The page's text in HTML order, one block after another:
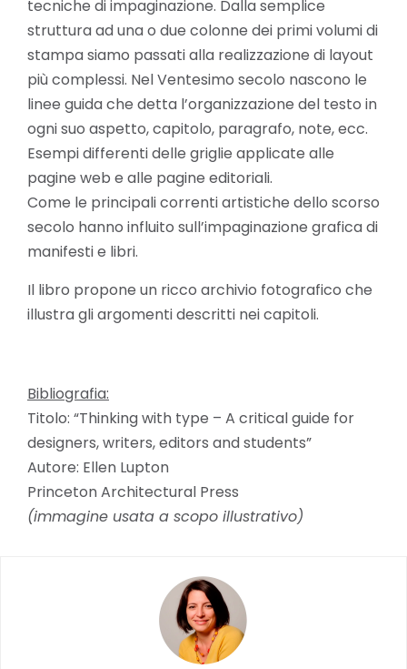
tecniche di impaginazione. Dalla semplice
struttura ad una o due colonne dei primi volumi di
stampa siamo passati alla realizzazione di layout
più complessi. Nel Ventesimo secolo nascono le
linee guida che detta l’organizzazione del testo in
ogni suo aspetto, capitolo, paragrafo, note, ecc.
Esempi differenti delle griglie applicate alle
pagine web e alle pagine editoriali.
Come le principali correnti artistiche dello scorso
secolo hanno influito sull’impaginazione grafica di
manifesti e libri.
Il libro propone un ricco archivio fotografico che
illustra gli argomenti descritti nei capitoli.
Bibliografia:
Titolo: “Thinking with type – A critical guide for
designers, writers, editors and students”
Autore: Ellen Lupton
Princeton Architectural Press
(immagine usata a scopo illustrativo)